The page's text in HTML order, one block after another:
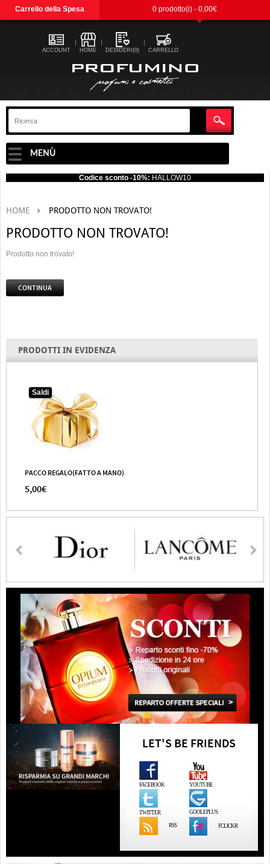
Carrello della Spesa 0 prodotto(i) - 0,00€
ACCOUNT HOME DESIDERI(0) CARRELLO
MENÙ
Codice sconto -10%: HALLOW10
HOME PRODOTTO NON TROVATO!
PRODOTTO NON TROVATO!
Prodotto non trovato!
CONTINUA
PRODOTTI IN EVIDENZA
Saldi
PACCO REGALO(FATTO A MANO)
5,00€
LET'S BE FRIENDS
FACEBOOK YOUTUBE
TWITTER GOOLEPLUS
RSS FCLICKR